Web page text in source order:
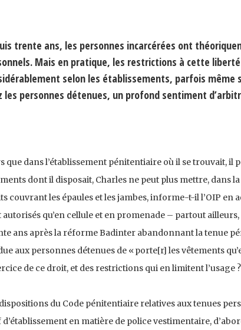
trente ans, les personnes incarcérées ont
Mais en pratique, les restrictions à cette
selon les établissements, parfois même
les personnes détenues, un profond sentiment
que dans l’établissement pénitentiaire où il se trouvait, il
dont il disposait, Charles ne peut plus mettre, dans
couvrant les épaules et les jambes, informe-t-il l’OIP en
autorisés qu’en cellule et en promenade – partout
ans après la réforme Badinter abandonnant la tenue
aux personnes détenues de « porte[r] les vêtements
de ce droit, et des restrictions qui en limitent l’usage ?
du Code pénitentiaire relatives aux tenues
d’établissement en matière de police vestimentaire,